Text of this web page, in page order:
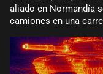
aliado en Normandía
camiones en una